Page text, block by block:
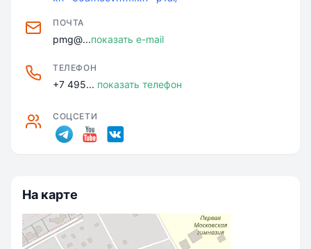
ПОЧТА
pmg@...показать e-mail
ТЕЛЕФОН
+7 495... показать телефон
СОЦСЕТИ
На карте